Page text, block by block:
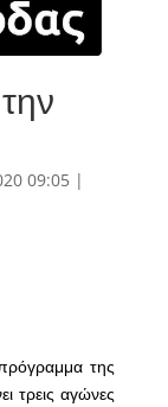
09:05|
της
τρεις αγώνες